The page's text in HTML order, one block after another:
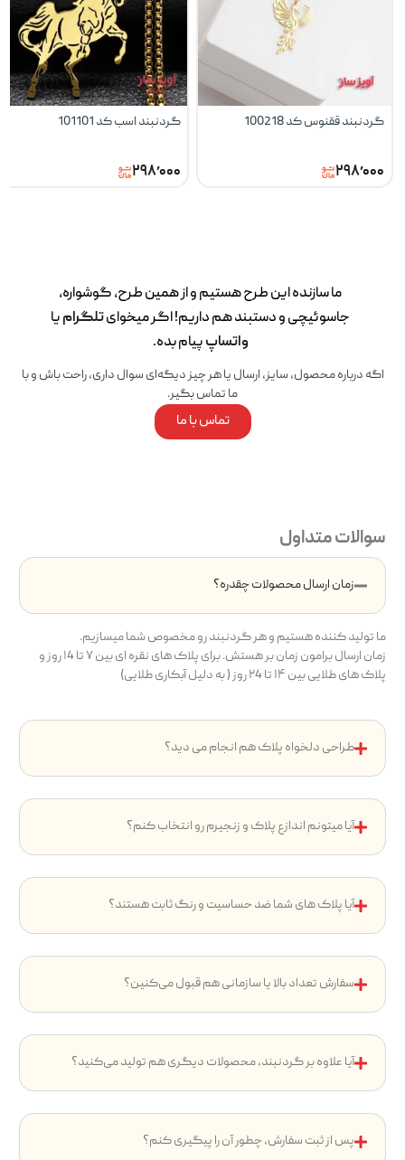
گردنبند ققنوس کد 100218
۲۹۸٬۰۰۰
گردنبند اسب کد 101101
۲۹۸٬۰۰۰
ما سازنده این طرح‌ هستیم و از همین طرح، گوشواره،
جاسوئیچی و دستبند هم داریم! اگر میخوایتلگرامیا
واتساپپیام بده.
اگه درباره محصول، سایز، ارسال یا هر چیز دیگه‌ای سوال داری، راحت باش و با
ما تماس بگیر.
تماس با ما
سوالات متداول
زمان ارسال محصولات چقدره؟
ما تولید کننده هستیم و هر گردنبند رو مخصوص شما میسازیم.
زمان ارسال برامون زمان بر هستش. برای پلاک های نقره ای بین ۷ تا ۱4 روز و
پلاک های طلایی بین ۱۴ تا ۲4 روز ( به دلیل آبکاری طلایی)
طراحی دلخواه پلاک هم انجام می دید؟
آیا میتونم اندازع پلاک و زنجیرم رو انتخاب کنم؟
آیا پلاک های شما ضد حساسیت و رنگ ثابت هستند؟
سفارش تعداد بالا یا سازمانی هم قبول می‌کنین؟
آیا علاوه بر گردنبند، محصولات دیگری هم تولید می‌کنید؟
پس از ثبت سفارش، چطور آن را پیگیری کنم؟